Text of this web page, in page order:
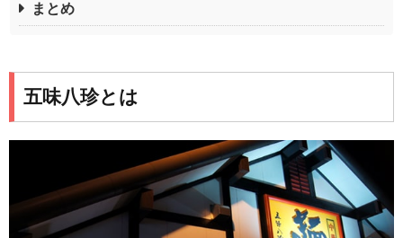
まとめ
五味八珍とは